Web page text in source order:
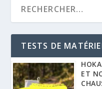
TESTS DE
ET